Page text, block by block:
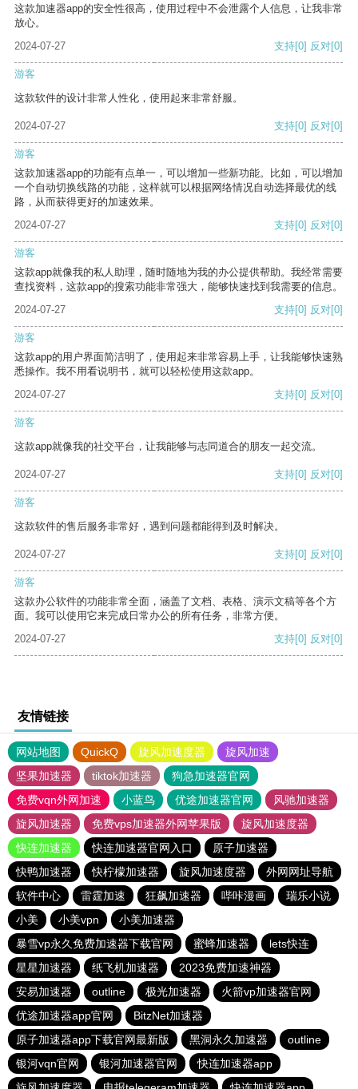
这款加速器app的安全性很高，使用过程中不会泄露个人信息，让我非常
放心。
2024-07-27
支持[0] 反对[0]
游客
这款软件的设计非常人性化，使用起来非常舒服。
2024-07-27 支持[0] 反对[0]
游客
这款加速器app的功能有点单一，可以增加一些新功能。比如，可以增加
一个自动切换线路的功能，这样就可以根据网络情况自动选择最优的线
路，从而获得更好的加速效果。
2024-07-27
支持[0] 反对[0]
游客
这款app就像我的私人助理，随时随地为我的办公提供帮助。我经常需要
查找资料，这款app的搜索功能非常强大，能够快速找到我需要的信息。
2024-07-27
支持[0] 反对[0]
游客
这款app的用户界面简洁明了，使用起来非常容易上手，让我能够快速熟
悉操作。我不用看说明书，就可以轻松使用这款app。
2024-07-27
支持[0] 反对[0]
游客
这款app就像我的社交平台，让我能够与志同道合的朋友一起交流。
2024-07-27 支持[0] 反对[0]
游客
这款软件的售后服务非常好，遇到问题都能得到及时解决。
2024-07-27 支持[0] 反对[0]
游客
这款办公软件的功能非常全面，涵盖了文档、表格、演示文稿等各个方
面。我可以使用它来完成日常办公的所有任务，非常方便。
2024-07-27
支持[0] 反对[0]
友情链接
网站地图 QuickQ 旋风加速度器
旋风加速
坚果加速器
tiktok加速器
狗急加速器官网
免费vqn外网加速
小蓝鸟 优途加速器官网
风驰加速器
旋风加速器
免费vps加速器外网苹果版
旋风加速度器
快连加速器
快连加速器官网入口
原子加速器
快鸭加速器
快柠檬加速器 旋风加速度器
外网网址导航
软件中心
雷霆加速 狂飙加速器 哔咔漫画
瑞乐小说
小美
小美vpn
小美加速器
暴雪vp永久免费加速器下载官网
蜜蜂加速器
lets快连
星星加速器
纸飞机加速器
2023免费加速神器
安易加速器
outline 极光加速器
火箭vp加速器官网
优途加速器app官网
BitzNet加速器
原子加速器app下载官网最新版
黑洞永久加速器
outline
银河vqn官网
银河加速器官网
快连加速器app